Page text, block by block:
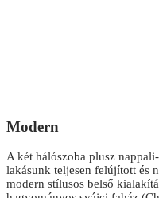
Modern
A két hálószoba plusz
lakásunk teljesen felújított és
modern stílusos belső